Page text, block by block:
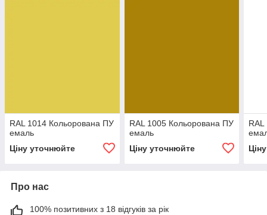
RAL 1014 Кольорована ПУ
емаль
Ціну уточнюйте
RAL 1005 Кольорована ПУ
емаль
Ціну уточнюйте
Про нас
100% позитивних з 18 відгуків за рік